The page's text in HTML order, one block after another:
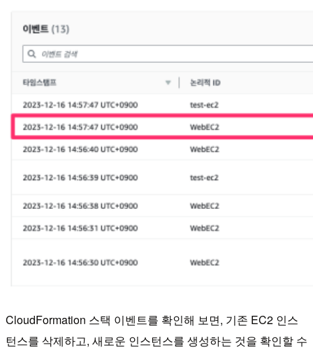
CloudFormation 스택 이벤트를 확인해 보면, 기존 EC2 인스
턴스를 삭제하고, 새로운 인스턴스를 생성하는 것을 확인할 수